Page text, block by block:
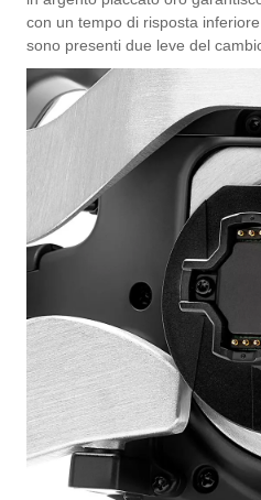
con un tempo di risposta
sono presenti due leve del